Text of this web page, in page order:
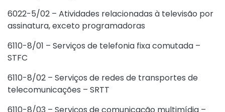
6022-5/02 – Atividades relacionadas à televisão por
assinatura, exceto programadoras
6110-8/01 – Serviços de telefonia fixa comutada –
STFC
6110-8/02 – Serviços de redes de transportes de
telecomunicações – SRTT